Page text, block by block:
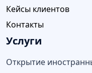
Кейсы клиентов
Контакты
Услуги
Открытие